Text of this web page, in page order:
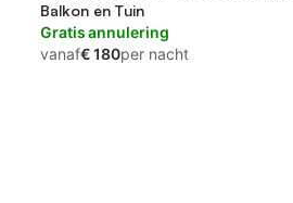
Balkon en Tuin
Gratis annulering
vanaf€ 180per nacht